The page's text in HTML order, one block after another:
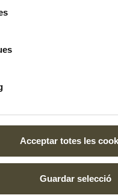
Acceptar totes les
Guardar selecció
gust és